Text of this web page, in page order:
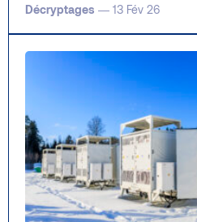
Décryptages — 13 Fév 26